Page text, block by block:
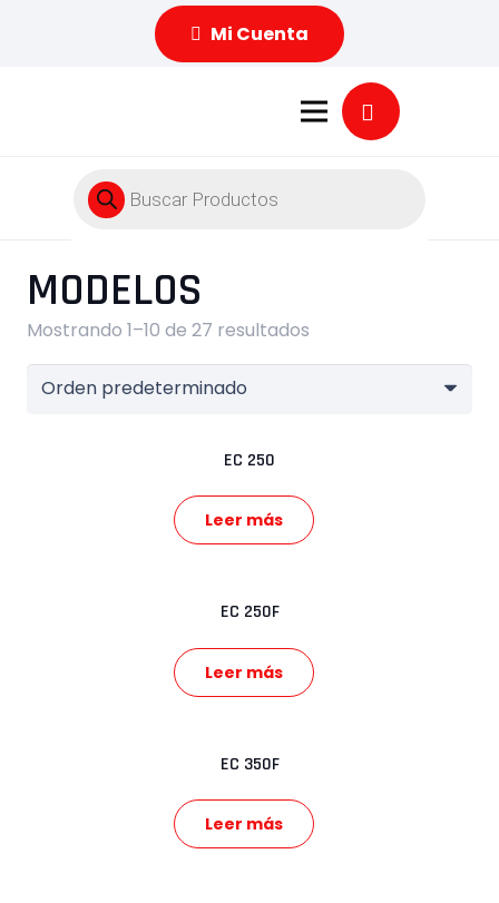
Mi Cuenta
Búsqueda
de
productos
MODELOS
Mostrando 1–10 de 27 resultados
EC 250
Leer más
EC 250F
Leer más
EC 350F
Leer más